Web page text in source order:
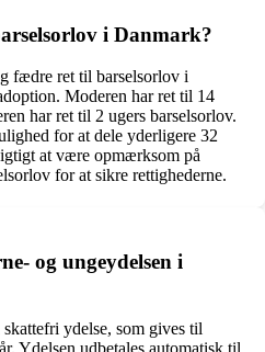
i Danmark?
fædre ret til barselsorlov i
Moderen har ret til 14
har ret til 2 ugers barselsorlov.
for at dele yderligere 32
at være opmærksom på
for at sikre rettighederne.
og ungeydelsen i
ydelse, som gives til
Ydelsen udbetales automatisk til